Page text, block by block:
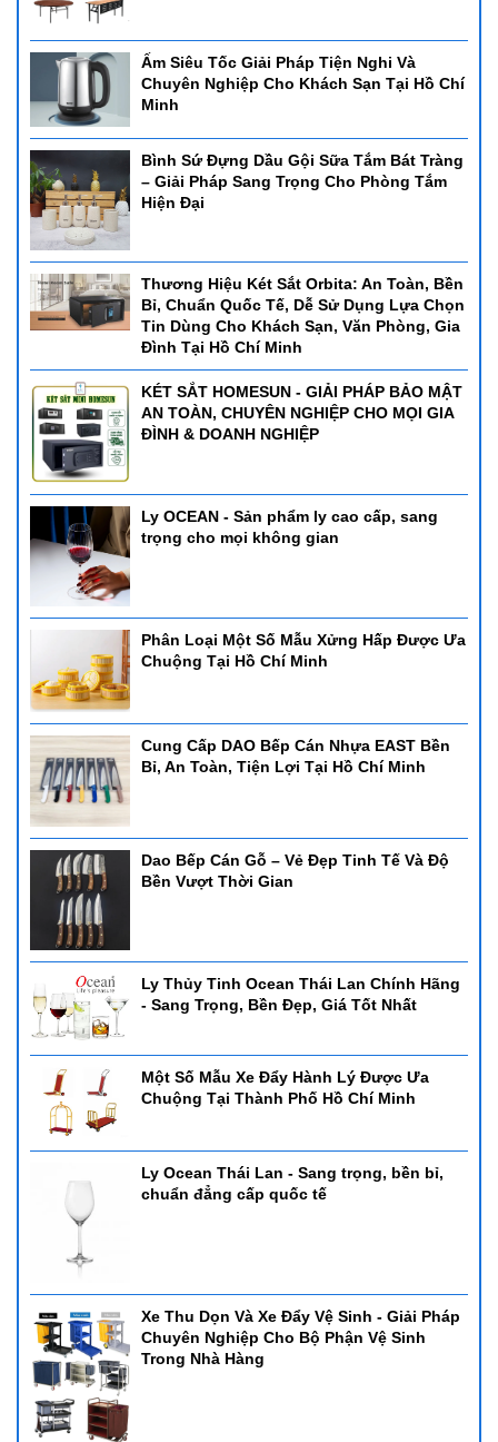
xuất với chất lượng tốt nhất để đảm bảo cho bạn có thể sử
dụng một cách dễ dàng các sản phẩm vật dụng nhà hàng,
khách sạn của chúng tôi.
Chúng tôi có đội ngũ nhân lực nhiều năm kinh nghiệm
từng thực hiện các dự án lớn trong cả nước và nguồn sản
phẩm với nhiều mẫu mã chất lượng để mang đến cho quý
khách hàng sự hài lòng và tín nhiệm cao nhất.
- Showroom Đồ Dùng thiết bị tại Đà Nẵng:
Thanh Khê, TP. Đà Nẵng.
- Showroom Đồ Dùng thiết bị tại Hồ Chí Minh:44/14 Lê
Cơ, P. An Lạc, Q. Bình Tân, TP. Hồ Chí Minh.
- Showroom Đồ Dùng thiết bị tại Nha trang:Đường số
3, khu Đô thị Hà quang 2, Nha Trang, Khánh Hòa.
*Điện thoại:0905880131
*Email:sieuthihoreca@gmail.com
=>Chúc bạn có được sự lựa chọn hợp lý, nếu còn băn
khoăn điều gì đó về sản phẩm có thể liên hệ tớisiêu thị
Horecađể đươc tư vấn thông qua tổng
đàiHotline0905880131
Ấm Siêu Tốc Giải Pháp Tiện Nghi Và
Chuyên Nghiệp Cho Khách Sạn Tại Hồ Chí
Minh
Bình Sứ Đựng Dầu Gội Sữa Tắm Bát Tràng
– Giải Pháp Sang Trọng Cho Phòng Tắm
Hiện Đại
Thương Hiệu Két Sắt Orbita: An Toàn, Bền
Bỉ, Chuẩn Quốc Tế, Dễ Sử Dụng Lựa Chọn
Tin Dùng Cho Khách Sạn, Văn Phòng, Gia
Đình Tại Hồ Chí Minh
KÉT SẮT HOMESUN - GIẢI PHÁP BẢO MẬT
AN TOÀN, CHUYÊN NGHIỆP CHO MỌI GIA
ĐÌNH & DOANH NGHIỆP
Ly OCEAN - Sản phẩm ly cao cấp, sang
trọng cho mọi không gian
Phân Loại Một Số Mẫu Xửng Hấp Được Ưa
Chuộng Tại Hồ Chí Minh
Cung Cấp DAO Bếp Cán Nhựa EAST Bền
Bỉ, An Toàn, Tiện Lợi Tại Hồ Chí Minh
Dao Bếp Cán Gỗ – Vẻ Đẹp Tinh Tế Và Độ
Bền Vượt Thời Gian
Ly Thủy Tinh Ocean Thái Lan Chính Hãng
- Sang Trọng, Bền Đẹp, Giá Tốt Nhất
Một Số Mẫu Xe Đẩy Hành Lý Được Ưa
Chuộng Tại Thành Phố Hồ Chí Minh
Ly Ocean Thái Lan - Sang trọng, bền bỉ,
chuẩn đẳng cấp quốc tế
Xe Thu Dọn Và Xe Đẩy Vệ Sinh - Giải Pháp
Chuyên Nghiệp Cho Bộ Phận Vệ Sinh
Trong Nhà Hàng